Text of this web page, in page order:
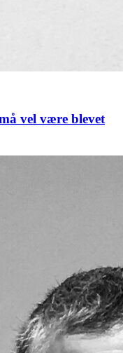
vel være blevet